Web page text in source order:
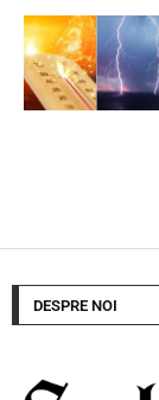
DESPRE NOI